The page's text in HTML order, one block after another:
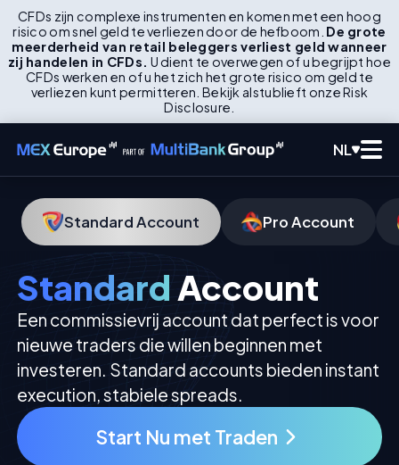
CFDs zijn complexe instrumenten en komen met een hoog
risico om snel geld te verliezen door de hefboom. De grote
meerderheid van retail beleggers verliest geld wanneer
zij handelen in CFDs. U dient te overwegen of u begrijpt hoe
CFDs werken en of u het zich het grote risico om geld te
verliezen kunt permitteren. Bekijk alstublieft onze Risk
Disclosure.
NL
Standard Account Pro Account
Standard Account
Een commissievrij account dat perfect is voor
nieuwe traders die willen beginnen met
investeren. Standard accounts bieden instant
execution, stabiele spreads.
Start Nu met Traden